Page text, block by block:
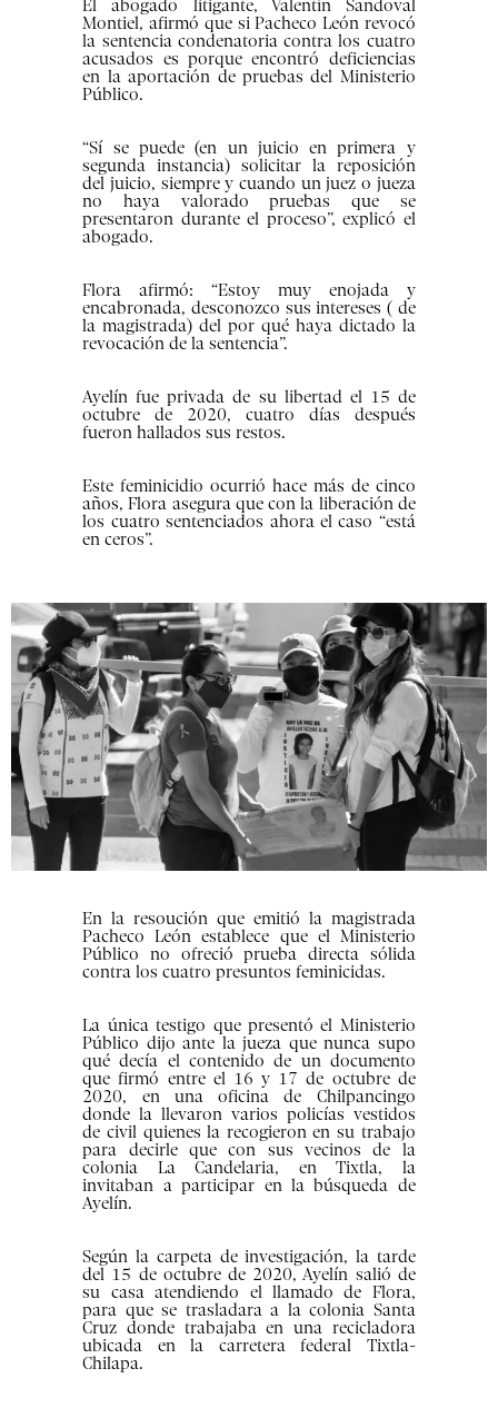
El abogado litigante, Valentín Sandoval
Montiel, afirmó que si Pacheco León revocó
la sentencia condenatoria contra los cuatro
acusados es porque encontró deficiencias
en la aportación de pruebas del Ministerio
Público.
“Sí se puede (en un juicio en primera y
segunda instancia) solicitar la reposición
del juicio, siempre y cuando un juez o jueza
no haya valorado pruebas que se
presentaron durante el proceso”, explicó el
abogado.
Flora afirmó: “Estoy muy enojada y
encabronada, desconozco sus intereses ( de
la magistrada) del por qué haya dictado la
revocación de la sentencia”.
Ayelín fue privada de su libertad el 15 de
octubre de 2020, cuatro días después
fueron hallados sus restos.
Este feminicidio ocurrió hace más de cinco
años, Flora asegura que con la liberación de
los cuatro sentenciados ahora el caso “está
en ceros”.
En la resoución que emitió la magistrada
Pacheco León establece que el Ministerio
Público no ofreció prueba directa sólida
contra los cuatro presuntos feminicidas.
La única testigo que presentó el Ministerio
Público dijo ante la jueza que nunca supo
qué decía el contenido de un documento
que firmó entre el 16 y 17 de octubre de
2020, en una oficina de Chilpancingo
donde la llevaron varios policías vestidos
de civil quienes la recogieron en su trabajo
para decirle que con sus vecinos de la
colonia La Candelaria, en Tixtla, la
invitaban a participar en la búsqueda de
Ayelín.
Según la carpeta de investigación, la tarde
del 15 de octubre de 2020, Ayelín salió de
su casa atendiendo el llamado de Flora,
para que se trasladara a la colonia Santa
Cruz donde trabajaba en una recicladora
ubicada en la carretera federal Tixtla-
Chilapa.